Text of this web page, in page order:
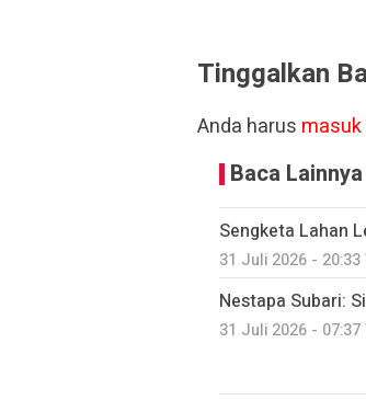
Tinggalkan
Anda harus masuk
Baca Lainnya
Sengketa Lahan
31 Juli 2026 - 20:33
Nestapa Subari:
31 Juli 2026 - 07:37